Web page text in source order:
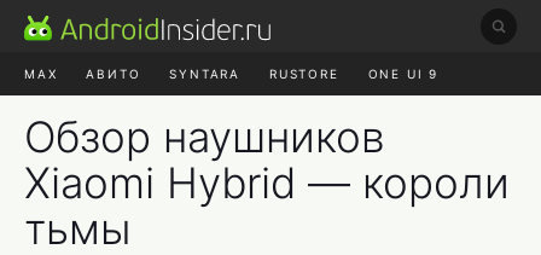
MAX АВИТО SYNTARA RUSTORE ONE UI 9
НАУШНИКИ
Обзор наушников
Xiaomi Hybrid — короли
тьмы